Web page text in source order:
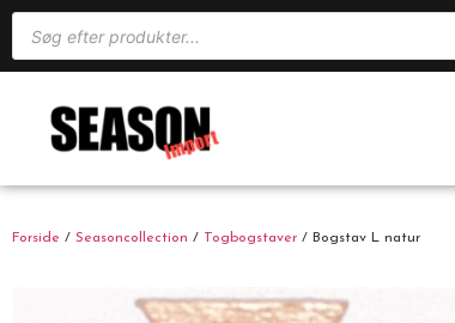
Forside / Seasoncollection / Togbogstaver / Bogstav L natur